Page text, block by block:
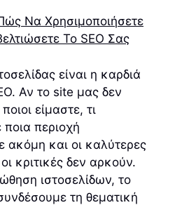
Να Χρησιμοποιήσετε
Το SEO Σας
είναι η καρδιά
Αν το site μας δεν
είμαστε, τι
περιοχή
ακόμη και οι καλύτερες
κριτικές δεν αρκούν.
ιστοσελίδων, το
τη θεματική